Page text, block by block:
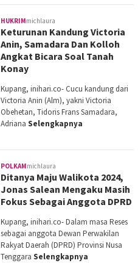
HUKRIMmichlaura
Keturunan Kandung Victoria
Anin, Samadara Dan Kolloh
Angkat Bicara Soal Tanah
Konay
Kupang, inihari.co- Cucu kandung dari
Victoria Anin (Alm), yakni Victoria
Obehetan, Tidoris Frans Samadara,
Adriana Selengkapnya
POLKAMmichlaura
Ditanya Maju Walikota 2024,
Jonas Salean Mengaku Masih
Fokus Sebagai Anggota DPRD
Kupang, inihari.co- Dalam masa Reses
sebagai anggota Dewan Perwakilan
Rakyat Daerah (DPRD) Provinsi Nusa
Tenggara Selengkapnya